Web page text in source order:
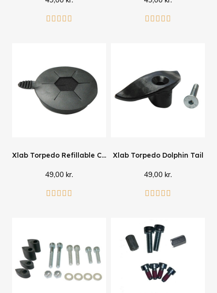
         
Xlab Torpedo Refillable Cap
49,00 kr.
    
Xlab Torpedo Dolphin Tail
49,00 kr.
    